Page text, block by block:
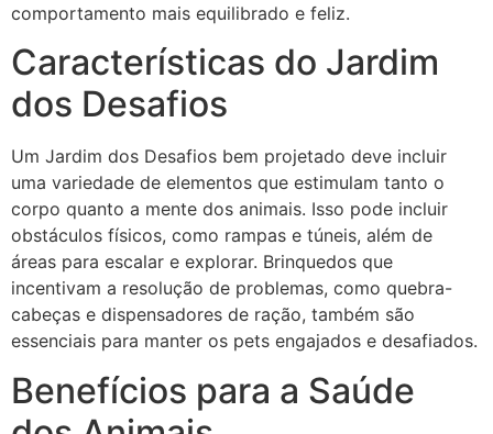
comportamento mais equilibrado e feliz.
Características do Jardim
dos Desafios
Um Jardim dos Desafios bem projetado deve incluir
uma variedade de elementos que estimulam tanto o
corpo quanto a mente dos animais. Isso pode incluir
obstáculos físicos, como rampas e túneis, além de
áreas para escalar e explorar. Brinquedos que
incentivam a resolução de problemas, como quebra-
cabeças e dispensadores de ração, também são
essenciais para manter os pets engajados e desafiados.
Benefícios para a Saúde